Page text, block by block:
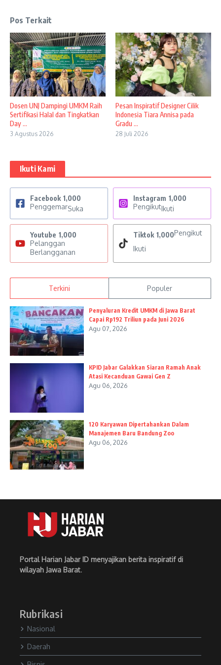
Pos Terkait
Dosen UNJ Dampingi UMKM Raih
Sertifikasi Halal dan Tingkatkan
Day ...
3 Agustus 2026
Pesan Inspiratif Designer Cilik
Indonesia Tiara Annisa pada
Gradu ...
28 Juli 2026
Ikuti Kami
Facebook 1,000
PenggemarSuka
Instagram 1,000
PengikutIkuti
Youtube 1,000
Pelanggan
Berlangganan
Tiktok 1,000Pengikut
Ikuti
Terkini Populer
Penyaluran Kredit UMKM di Jawa Barat
Capai Rp192 Triliun pada Juni 2026
Agu 07, 2026
KPID Jabar Galakkan Siaran Ramah Anak
Atasi Kecanduan Gawai Gen Z
Agu 06, 2026
120 Karyawan Dipertahankan Dalam
Manajemen Baru Bandung Zoo
Agu 06, 2026
Portal Harian Jabar ID menyajikan berita inspiratif di
wilayah Jawa Barat.
Rubrikasi
Nasional
Daerah